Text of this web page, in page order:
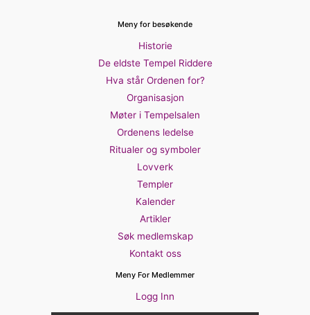
Meny for besøkende
Historie
De eldste Tempel Riddere
Hva står Ordenen for?
Organisasjon
Møter i Tempelsalen
Ordenens ledelse
Ritualer og symboler
Lovverk
Templer
Kalender
Artikler
Søk medlemskap
Kontakt oss
Meny For Medlemmer
Logg Inn